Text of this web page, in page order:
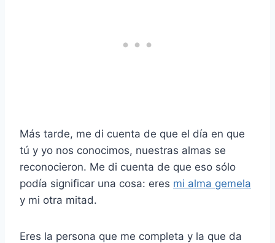
Más tarde, me di cuenta de que el día en que
tú y yo nos conocimos, nuestras almas se
reconocieron. Me di cuenta de que eso sólo
podía significar una cosa: eres mi alma gemela
y mi otra mitad.
Eres la persona que me completa y la que da